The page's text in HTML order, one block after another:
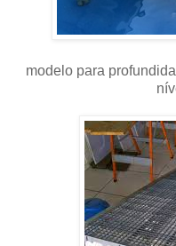
modelo para